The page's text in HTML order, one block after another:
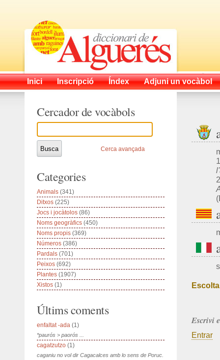
Inici Inscripció Índex Adjuni un vocàbol
Escrivi
Entrar
Cercador de vocàbols
Cerca avançada
Categories
Animals (341)
Ditxos (225)
Jocs i jocàtolos (86)
Noms geogràfics (450)
Noms propis (369)
Números (386)
Pardals (701)
Peixos (692)
Plantes (1907)
Xistos (1)
Últims coments
enfaltat -ada (1)
*paurós > paorós ...
cagatzutzo (1)
caganiu no vol dir Cagacalces amb lo sens de Poruc.